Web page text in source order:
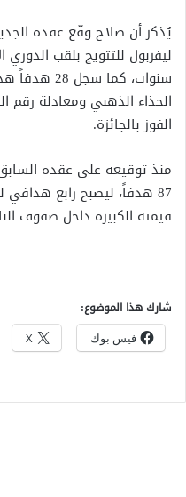
يُذكر أن صلاح وقّع عقده
ليفربول للتتويج بلقب
سنوات،
الحذاء الذهبي ومعادلة
الفوز بالجائزة.
87 هدفاً، ليصبح رابع
قيمته الكبيرة داخل صفوف
شارك هذا الموضوع:
فيس بوك X